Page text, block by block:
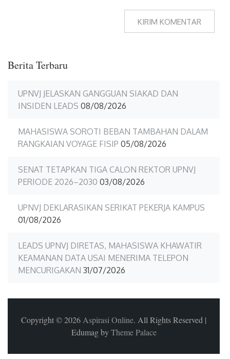
Berita Terbaru
UPNVJ JELASKAN GANGGUAN SIAKAD DAN
INSIDEN LEADS 08/08/2026
MAHASISWA SOROTI BEBAN TAMBAHAN DALAM
RANGKAIAN VOYAGE FISIP 05/08/2026
SENAT TETAPKAN TIGA CALON REKTOR UPNVJ
PERIODE 2026–2030 03/08/2026
UPNVJ DEKLARASIKAN SERIKAT PEKERJA KAMPUS
01/08/2026
LEADS UPNVJ DIRETAS, MAHASISWA KHAWATIR
KEAMANAN DATA USAI MENERIMA TELEPON
MENCURIGAKAN 31/07/2026
Copyright © 2026 Aspirasi Online. All Rights Reserved |
Edumag byTheme Palace